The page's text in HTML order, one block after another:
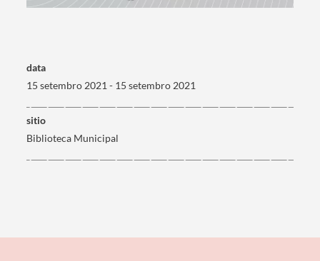
data
15 setembro 2021 - 15 setembro 2021
sitio
Biblioteca Municipal